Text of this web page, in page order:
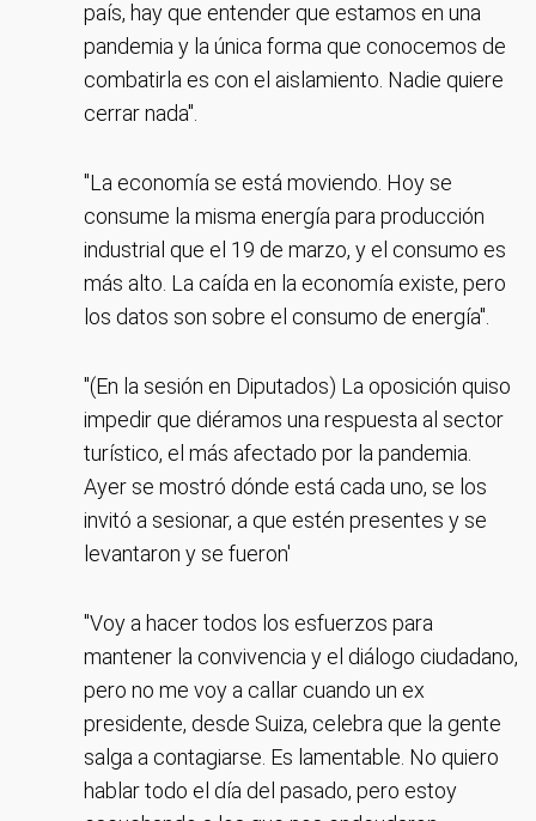
país, hay que entender que estamos en una
pandemia y la única forma que conocemos de
combatirla es con el aislamiento. Nadie quiere
cerrar nada".
"La economía se está moviendo. Hoy se
consume la misma energía para producción
industrial que el 19 de marzo, y el consumo es
más alto. La caída en la economía existe, pero
los datos son sobre el consumo de energía".
"(En la sesión en Diputados) La oposición quiso
impedir que diéramos una respuesta al sector
turístico, el más afectado por la pandemia.
Ayer se mostró dónde está cada uno, se los
invitó a sesionar, a que estén presentes y se
levantaron y se fueron'
"Voy a hacer todos los esfuerzos para
mantener la convivencia y el diálogo ciudadano,
pero no me voy a callar cuando un ex
presidente, desde Suiza, celebra que la gente
salga a contagiarse. Es lamentable. No quiero
hablar todo el día del pasado, pero estoy